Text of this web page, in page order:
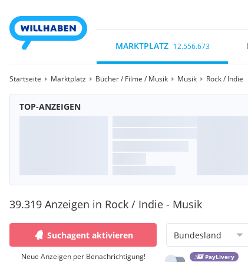
MARKTPLATZ 12.556.673
Startseite Marktplatz Bücher / Filme / Musik Musik Rock / Indie
TOP-ANZEIGEN
39.319 Anzeigen in Rock / Indie - Musik
Suchagent aktivieren
Neue Anzeigen per Benachrichtigung!
Bundesland
PayLivery